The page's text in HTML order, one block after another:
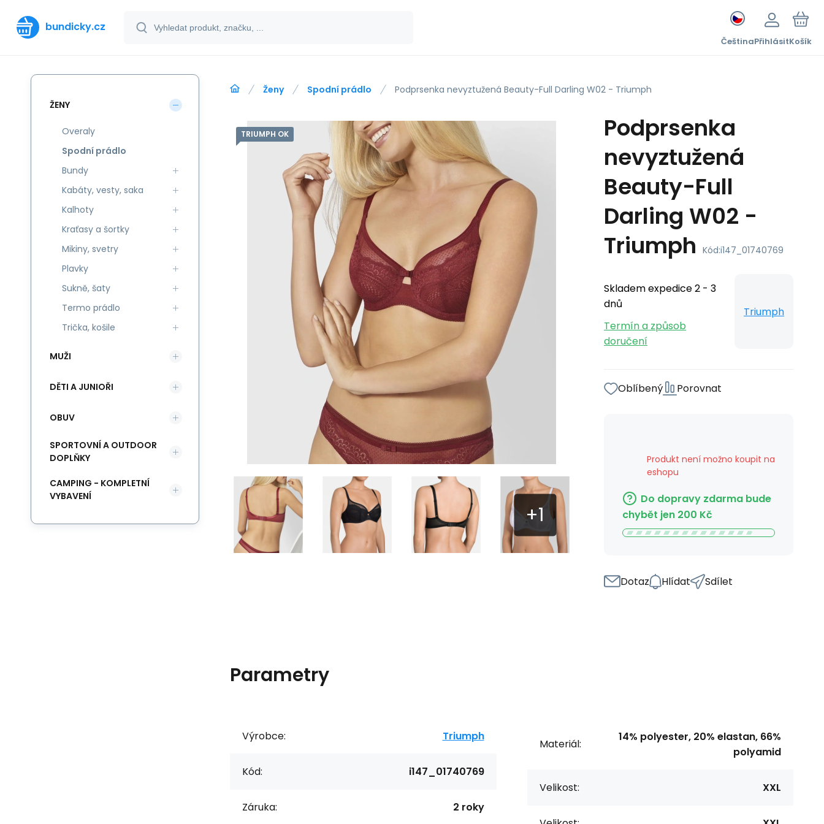
bundicky.cz
ČeštinaPřihlásitKošík
Ženy Spodní prádlo Podprsenka nevyztužená Beauty-Full Darling W02 - Triumph
TRIUMPH OK
Podprsenka
nevyztužená
Beauty-Full
Darling W02 -
Triumph Kód:i147_01740769
Skladem expedice 2 - 3
dnů
Termín a způsob
doručení
Triumph
Oblíbený Porovnat
Produkt není možno koupit na
eshopu
Do dopravy zdarma bude
chybět jen 200 Kč
Dotaz Hlídat Sdílet
Parametry
Výrobce: Triumph
Kód: i147_01740769
Záruka: 2 roky
Materiál:
14% polyester, 20% elastan, 66%
polyamid
Velikost: XXL
ŽENY
Overaly
Spodní prádlo
Bundy
Kabáty, vesty, saka
Kalhoty
Kraťasy a šortky
Mikiny, svetry
Plavky
Sukně, šaty
Termo prádlo
Trička, košile
MUŽI
DĚTI A JUNIOŘI
OBUV
SPORTOVNÍ A OUTDOOR
DOPLŇKY
CAMPING - KOMPLETNÍ
VYBAVENÍ